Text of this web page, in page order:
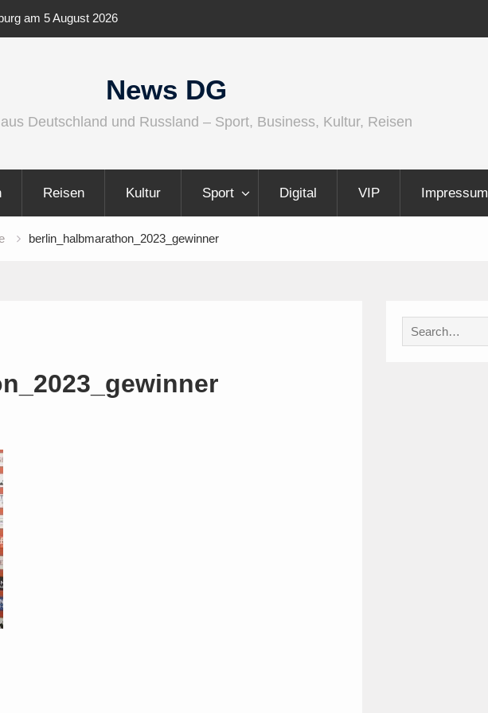
am 5 August 2026
vielfältiger
News DG
Deutschland und Russland – Sport, Business, Kultur, Reisen
Reisen Kultur Sport Digital VIP Impressum
berlin_halbmarathon_2023_gewinner
Search
for: